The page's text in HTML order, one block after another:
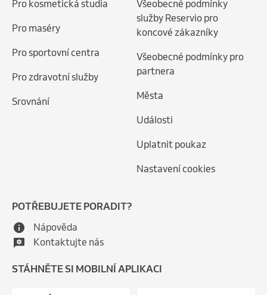
Pro kosmetická studia
Pro maséry
Pro sportovní centra
Pro zdravotní služby
Srovnání
Všeobecné podmínky
služby Reservio pro
koncové zákazníky
Všeobecné podmínky pro
partnera
Města
Události
Uplatnit poukaz
Nastavení cookies
POTŘEBUJETE PORADIT?
Nápověda
Kontaktujte nás
STÁHNĚTE SI MOBILNÍ APLIKACI